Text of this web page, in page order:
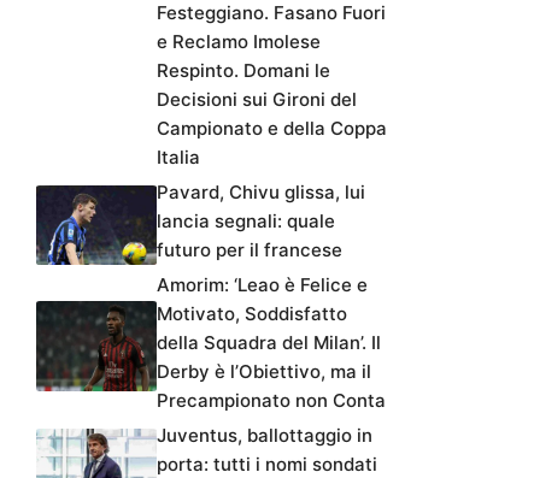
Festeggiano. Fasano Fuori
e Reclamo Imolese
Respinto. Domani le
Decisioni sui Gironi del
Campionato e della Coppa
Italia
Pavard, Chivu glissa, lui
lancia segnali: quale
futuro per il francese
Amorim: ‘Leao è Felice e
Motivato, Soddisfatto
della Squadra del Milan’. Il
Derby è l’Obiettivo, ma il
Precampionato non Conta
Juventus, ballottaggio in
porta: tutti i nomi sondati